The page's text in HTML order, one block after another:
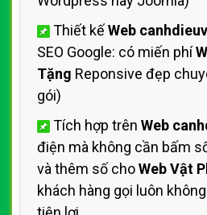
Thiết kếWeb
SEO Google: có miến phí
Tặng Reponsive đẹp
gói)
Tích hợp trên Web
điện mà không cần bấm
và thêm số choWeb Vật
khách hàng gọi luôn